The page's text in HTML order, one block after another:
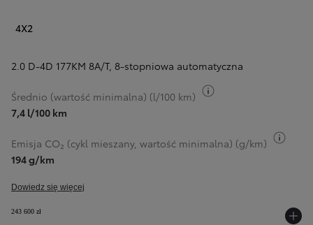
4X2
2.0 D-4D 177KM 8A/T, 8-stopniowa automatyczna
Średnio (wartość minimalna) (l/100 km)
7,4 l/100 km
Emisja CO₂ (cykl mieszany, wartość minimalna) (g/km)
194 g/km
Dowiedz się więcej
243 600 zł